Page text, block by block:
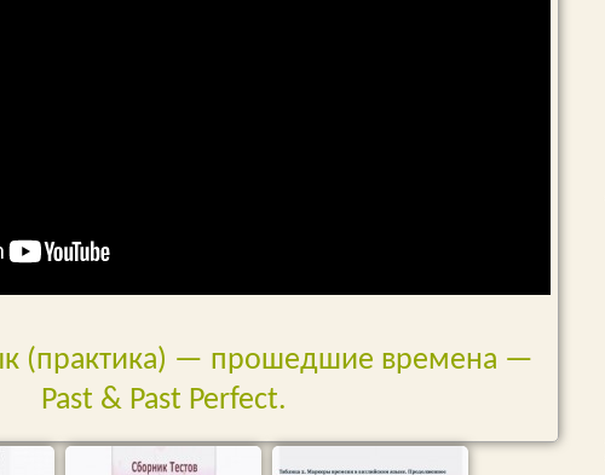
(практика) — прошедшие времена —
Past & Past Perfect.